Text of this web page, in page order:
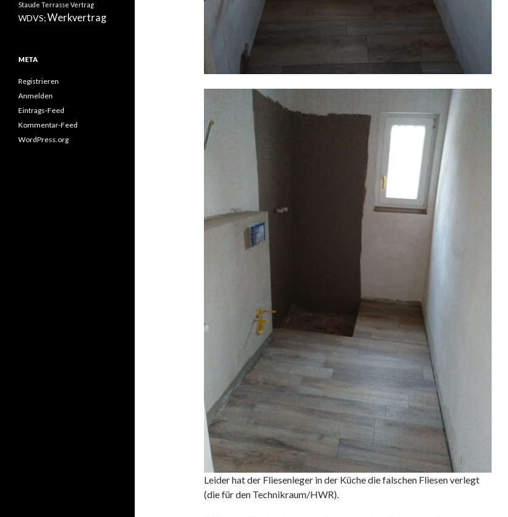
Leider hat der Fliesenleger in der Küche die falschen Fliesen verlegt
(die für den Technikraum/HWR).
Staude Terrasse Vertrag
WDVS;Werkvertrag
META
Registrieren
Anmelden
Eintrags-Feed
Kommentar-Feed
WordPress.org